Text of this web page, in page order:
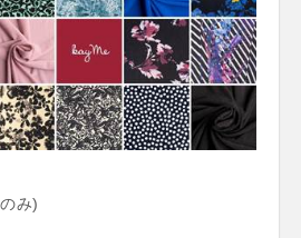
み)